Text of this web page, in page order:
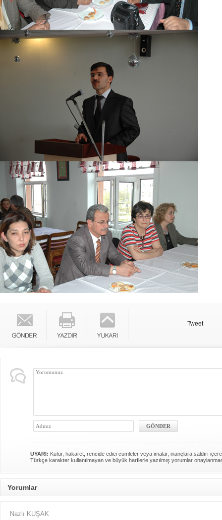
Tweet
UYARI: Küfür, hakaret, rencide edici cümleler veya imalar, inançlara saldırı
Türkçe karakter kullanılmayan ve büyük harflerle yazılmış yorumlar
Yorumlar
Nazlı KUŞAK